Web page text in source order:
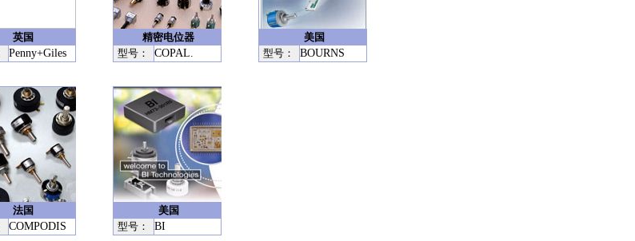
英国
Penny+Giles
精密电位器
型号：
COPAL.
美国
型号：
BOURNS
法国
COMPODIS
美国
型号：
BI